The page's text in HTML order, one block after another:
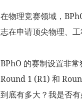
在物理竞赛领域，
志在申请顶尖物理、工
BPhO 的赛制设置非
Round 1 (R1) 和
到底有多大？我是否